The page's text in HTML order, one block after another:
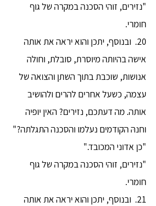
"נזירים, זוהי הסכנה במקרה של גוף
חומרי.
20. ובנוסף, יתכן והוא יראה את אותה
אישה בהיותה מיוסרת, סובלת, וחולה
אנושות, שוכבת בתוך השתן והצואה של
עצמה, כשעל אחרים להרים ולהושיב
אותה. מה דעתכם, נזירים? האין יופיה
וחנהּ הקודמים נעלמו והסכנה התגלתה?"
"כן אדוני המכובד."
"נזירים, זוהי הסכנה במקרה של גוף
חומרי.
21. ובנוסף, יתכן והוא יראה את אותה